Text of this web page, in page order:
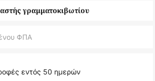
γραμματοκιβωτίου
ΦΠΑ
εντός 50 ημερών